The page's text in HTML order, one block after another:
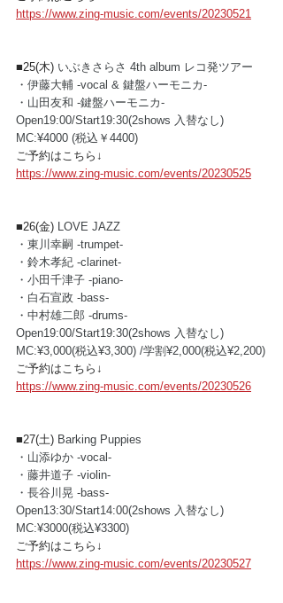
https://www.zing-music.com/events/20230521
■25(木) いぶきさらさ 4th album レコ発ツアー
・伊藤大輔 -vocal & 鍵盤ハーモニカ-
・山田友和 -鍵盤ハーモニカ-
Open19:00/Start19:30(2shows 入替なし)
MC:¥4000 (税込￥4400)
ご予約はこちら↓
https://www.zing-music.com/events/20230525
■26(金) LOVE JAZZ
・東川幸嗣 -trumpet-
・鈴木孝紀 -clarinet-
・小田千津子 -piano-
・白石宣政 -bass-
・中村雄二郎 -drums-
Open19:00/Start19:30(2shows 入替なし)
MC:¥3,000(税込¥3,300) /学割¥2,000(税込¥2,200)
ご予約はこちら↓
https://www.zing-music.com/events/20230526
■27(土) Barking Puppies
・山添ゆか -vocal-
・藤井道子 -violin-
・長谷川晃 -bass-
Open13:30/Start14:00(2shows 入替なし)
MC:¥3000(税込¥3300)
ご予約はこちら↓
https://www.zing-music.com/events/20230527